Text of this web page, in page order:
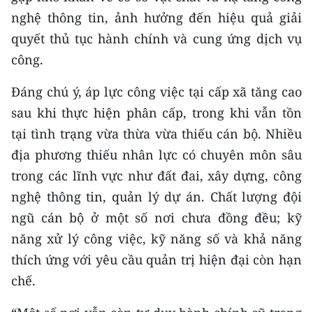
TIN MỚI
TIN ĐỊA PHƯƠNG
Đồng bằng sông Hồng
Bắc Trung Bộ
Duyên hải Nam Trung Bộ và Tây
Nguyên
Đông Nam Bộ
Đồng bằng sông Cửu Long
Chuyên trang Hà Nội
Chuyên trang TP. Hồ Chí Minh
nghệ thông tin, ảnh hưởng đến hiệu quả giải
quyết thủ tục hành chính và cung ứng dịch vụ
công.
Đáng chú ý, áp lực công việc tại cấp xã tăng cao
sau khi thực hiện phân cấp, trong khi vẫn tồn
tại tình trạng vừa thừa vừa thiếu cán bộ. Nhiều
địa phương thiếu nhân lực có chuyên môn sâu
trong các lĩnh vực như đất đai, xây dựng, công
nghệ thông tin, quản lý dự án. Chất lượng đội
ngũ cán bộ ở một số nơi chưa đồng đều; kỹ
năng xử lý công việc, kỹ năng số và khả năng
thích ứng với yêu cầu quản trị hiện đại còn hạn
chế.